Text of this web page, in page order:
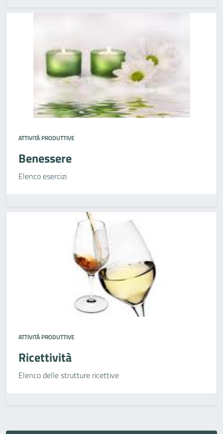
ATTIVITÀ PRODUTTIVE
Benessere
Elenco esercizi
ATTIVITÀ PRODUTTIVE
Ricettività
Elenco delle strutture ricettive